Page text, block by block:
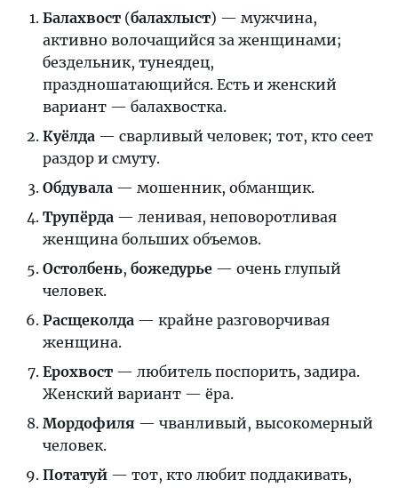
при
случае
блеснуть
языковой
эрудицией
Балахвост (балахлыст) — мужчина,
активно волочащийся за женщинами;
бездельник, тунеядец,
праздношатающийся. Есть и женский
вариант — балахвостка.
Куёлда — сварливый человек; тот, кто сеет
раздор и смуту.
Обдувала — мошенник, обманщик.
Трупёрда — ленивая, неповоротливая
женщина больших объемов.
Остолбень, божедурье — очень глупый
человек.
Расщеколда — крайне разговорчивая
женщина.
Ерохвост — любитель поспорить, задира.
Женский вариант — ёра.
Мордофиля — чванливый, высокомерный
человек.
Потатуй — тот, кто любит поддакивать,